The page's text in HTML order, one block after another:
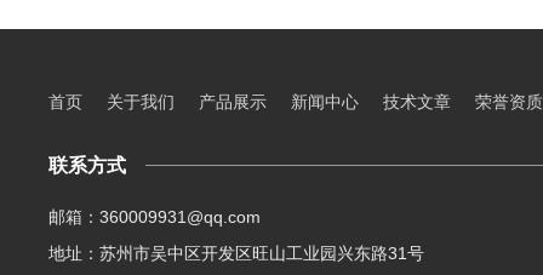
首页 关于我们 产品展示 新闻中心 技术文章 荣誉资质
联系方式
邮箱：360009931@qq.com
地址：苏州市吴中区开发区旺山工业园兴东路31号